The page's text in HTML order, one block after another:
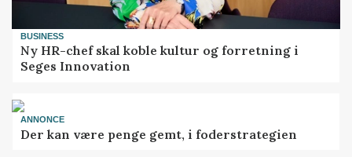
BUSINESS
Ny HR-chef skal koble kultur og forretning i
Seges Innovation
ANNONCE
Der kan være penge gemt, i foderstrategien